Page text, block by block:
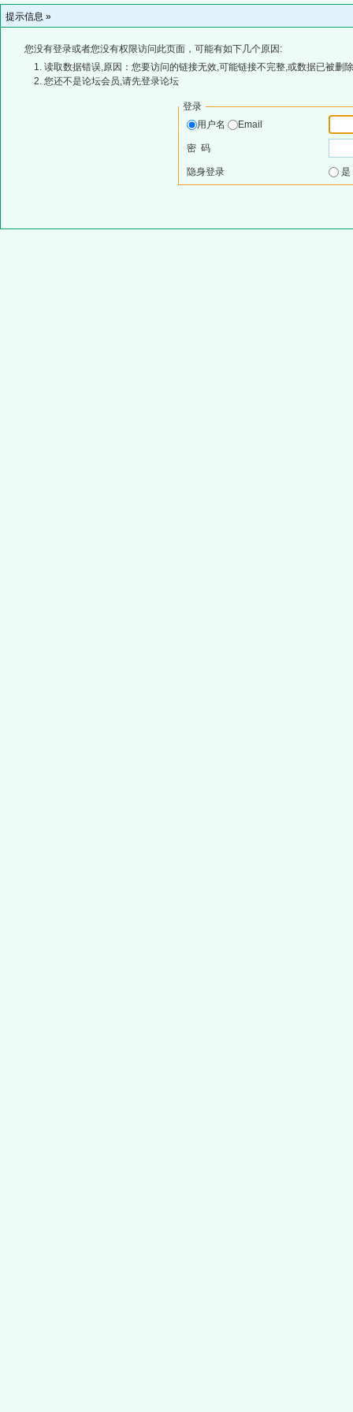
提示信息 »
您没有登录或者您没有权限访问此页面，可能有如下几个原因:
读取数据错误,原因：您要访问的链接无效,可能链接不完整,或数据已被删
您还不是论坛会员,请先登录论坛
登录
用户名
Email
密 码
隐身登录